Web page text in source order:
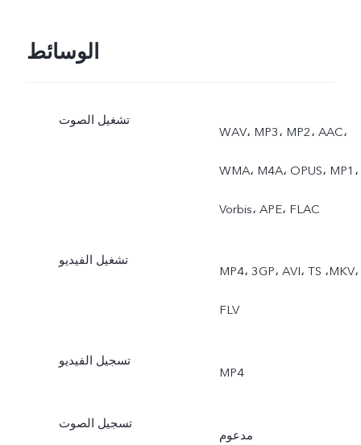
الوسائط
تشغيل الصوت
WAV، MP3، MP2، AAC،
WMA، M4A، OPUS، MP1،
Vorbis، APE، FLAC
تشغيل الفيديو
MP4، 3GP، AVI، TS ،MKV،
FLV
تسجيل الفيديو
MP4
تسجيل الصوت
مدعوم